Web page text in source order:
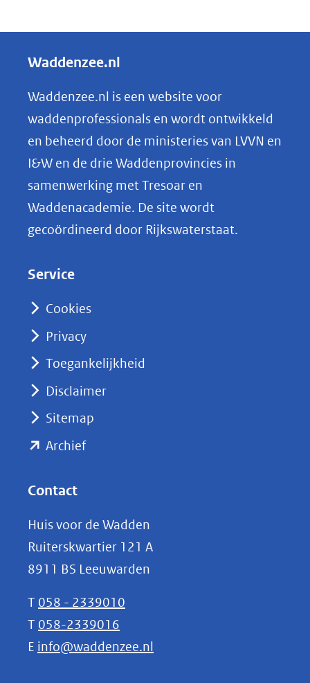
e
e
n
o
p
k
e
nieuw
naar
Waddenzee.nl
Waddenzee.nl is een website voor
waddenprofessionals en wordt ontwikkeld
en beheerd door de ministeries van LVVN en
I&W en de drie Waddenprovincies in
samenwerking met Tresoar en
Waddenacademie. De site wordt
gecoördineerd door Rijkswaterstaat.
Service
Cookies
Privacy
Toegankelijkheid
Disclaimer
Sitemap
Archief(opent
(verwijst
naar
een
andere
website)
Contact
Huis voor de Wadden
Ruiterskwartier 121 A
8911 BS Leeuwarden
T 058 - 2339010
T 058-2339016
E info@waddenzee.nl